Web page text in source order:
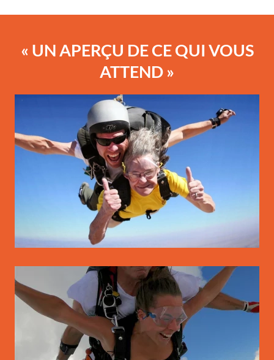
« UN APERÇU DE CE QUI VOUS
ATTEND »